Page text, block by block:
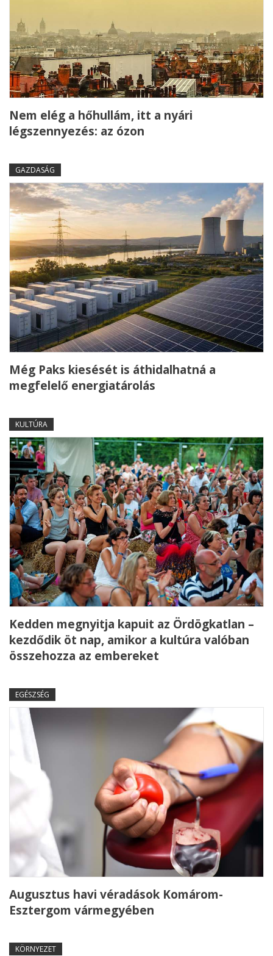
Nem elég a hőhullám, itt a nyári
légszennyezés: az ózon
GAZDASÁG
Még Paks kiesését is áthidalhatná a
megfelelő energiatárolás
KULTÚRA
Kedden megnyitja kapuit az Ördögkatlan –
kezdődik öt nap, amikor a kultúra valóban
összehozza az embereket
EGÉSZSÉG
Augusztus havi véradások Komárom-
Esztergom vármegyében
KÖRNYEZET